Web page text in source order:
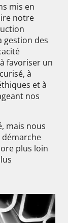
mis en
notre
gestion des
favoriser un
à
et à
nos
mais nous
démarche
plus loin